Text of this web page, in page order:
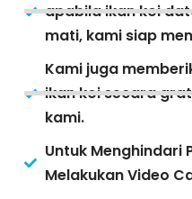
apabila ikan koi
mati, kami siap
Kami juga
ikan koi secara
kami.
Untuk Menghindari
Melakukan Video